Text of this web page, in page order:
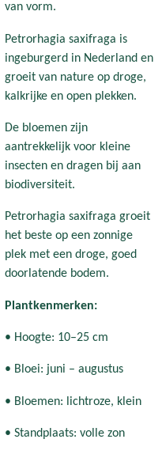
van vorm.
Petrorhagia saxifraga is
ingeburgerd in Nederland en
groeit van nature op droge,
kalkrijke en open plekken.
De bloemen zijn
aantrekkelijk voor kleine
insecten en dragen bij aan
biodiversiteit.
Petrorhagia saxifraga groeit
het beste op een zonnige
plek met een droge, goed
doorlatende bodem.
Plantkenmerken:
• Hoogte: 10–25 cm
• Bloei: juni – augustus
• Bloemen: lichtroze, klein
• Standplaats: volle zon